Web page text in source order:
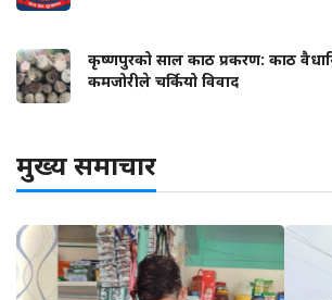
कृष्णपुरको साल काठ प्रकरण: काठ
कमजोरीले चर्कियो विवाद
मुख्य समाचार